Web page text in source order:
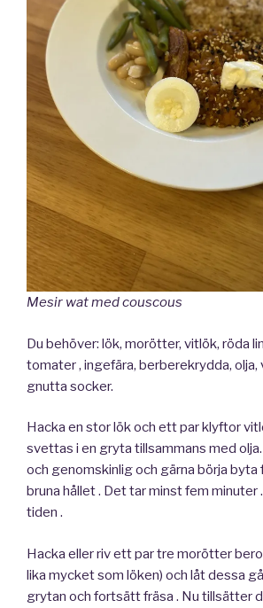
Mesir wat med couscous
Du behöver: lök, morötter, vitlök, röda
tomater , ingefära, berberekrydda, olja,
gnutta socker.
Hacka en stor lök och ett par klyftor
svettas i en gryta tillsammans med
och genomskinlig och gärna börja
bruna hållet . Det tar minst fem minuter
tiden .
Hacka eller riv ett par tre morötter
lika mycket som löken) och låt dessa
grytan och fortsätt fräsa . Nu tillsätter